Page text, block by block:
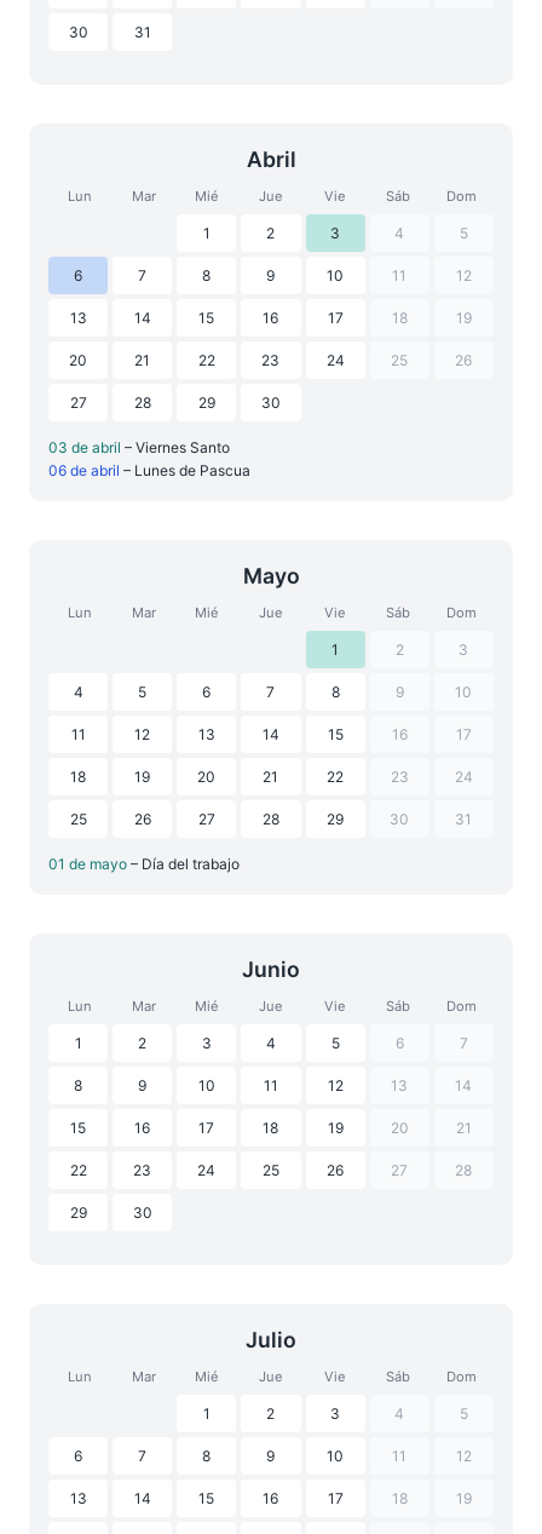
30 31
Abril
Lun Mar Mié Jue Vie Sáb Dom
1 2 3 4 5
6 7 8 9 10 11 12
13 14 15 16 17 18 19
20 21 22 23 24 25 26
27 28 29 30
03 de abril – Viernes Santo
06 de abril – Lunes de Pascua
Mayo
Lun Mar Mié Jue Vie Sáb Dom
1 2 3
4 5 6 7 8 9 10
11 12 13 14 15 16 17
18 19 20 21 22 23 24
25 26 27 28 29 30 31
01 de mayo – Día del trabajo
Junio
Lun Mar Mié Jue Vie Sáb Dom
1 2 3 4 5 6 7
8 9 10 11 12 13 14
15 16 17 18 19 20 21
22 23 24 25 26 27 28
29 30
Julio
Lun Mar Mié Jue Vie Sáb Dom
1 2 3 4 5
6 7 8 9 10 11 12
13 14 15 16 17 18 19